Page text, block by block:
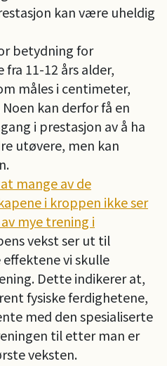
kan være uheldig
betydning for
11-12 års alder,
måles i centimeter,
kan derfor få en
i prestasjon av å ha
utøvere, men kan
mange av de
i kroppen ikke ser
mye trening i
vekst ser ut til
vi skulle
Dette indikerer at,
fysiske ferdighetene,
med den spesialiserte
til etter man er
veksten.